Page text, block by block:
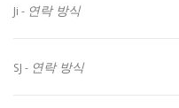
Ji - 연락 방식
SJ - 연락 방식